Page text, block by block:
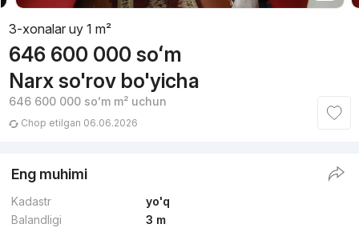
3-xonalar uy 1 m²
646 600 000 soʻm
Narx so'rov bo'yicha
646 600 000 soʻmm² uchun
Chop etilgan 06.06.2026
Eng muhimi
Kadastr
yo'q
Balandligi
3 m